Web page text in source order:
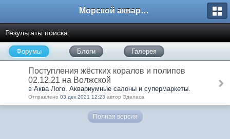
Морской аквариум. Форумы ReefCentral.ru
Результаты поиска
Форумы Блоги Галерея
Поступления жёстких коралов и полипов
02.12.21 на Волжской
в Аква Лого. Аквариумные салоны и супермаркеты.
Отправлено 03 дек 2021 12:23 автор Эделаса
Полная версия